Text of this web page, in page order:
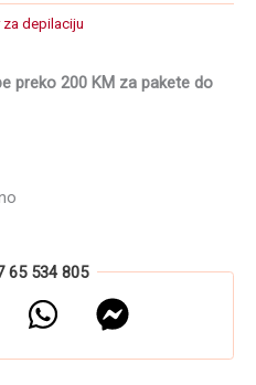
depilaciju
preko 200 KM za pakete do
65 534 805